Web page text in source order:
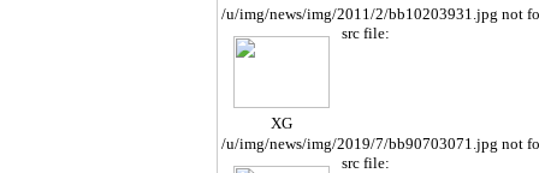
/u/img/news/img/2011/2/bb10203931.jpg not
XG
src file:
/u/img/news/img/2019/7/bb90703071.jpg not
src file: